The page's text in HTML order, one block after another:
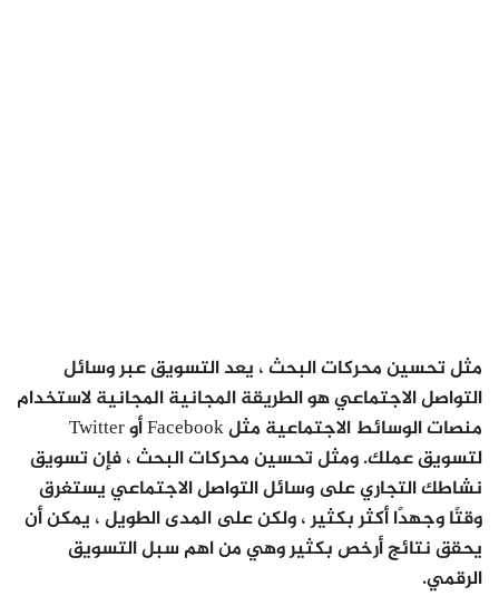
مثل تحسين محركات البحث ، يعد التسويق عبر وسائل
التواصل الاجتماعي هو الطريقة المجانية المجانية لاستخدام
منصات الوسائط الاجتماعية مثل Facebook أو Twitter
لتسويق عملك. ومثل تحسين محركات البحث ، فإن تسويق
نشاطك التجاري على وسائل التواصل الاجتماعي يستغرق
وقتًا وجهدًا أكثر بكثير ، ولكن على المدى الطويل ، يمكن أن
يحقق نتائج أرخص بكثير وهي من اهم سبل التسويق
الرقمي.